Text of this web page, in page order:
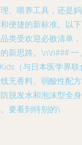
、喂养工具，还是
便捷的新标准。以
类受欢迎必败清单
新思路。\n\n###
（与日本医学界
无香料、弱酸性配
脱发水和泡沫型全
要看到特别的\